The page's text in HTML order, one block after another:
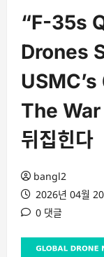
“F-35s
Drones
The War
뒤집힌다
bangl2
2026년 04월
0 댓글